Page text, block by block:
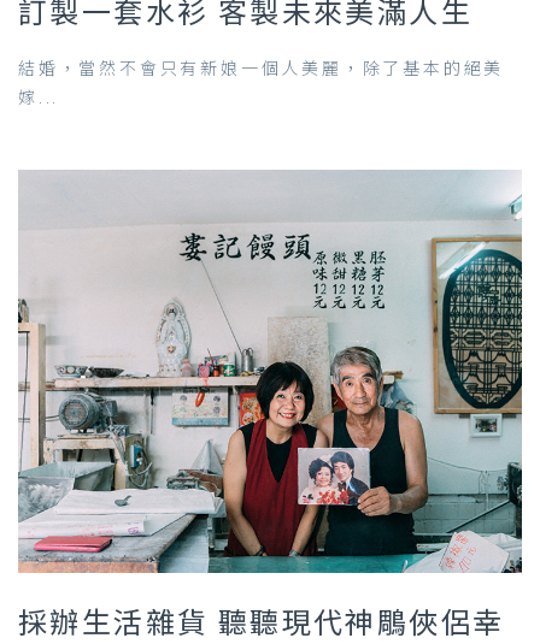
訂製一套水衫 客製未來美滿人生
結婚，當然不會只有新娘一個人美麗，除了基本的絕美
嫁...
採辦生活雜貨 聽聽現代神鵰俠侶幸